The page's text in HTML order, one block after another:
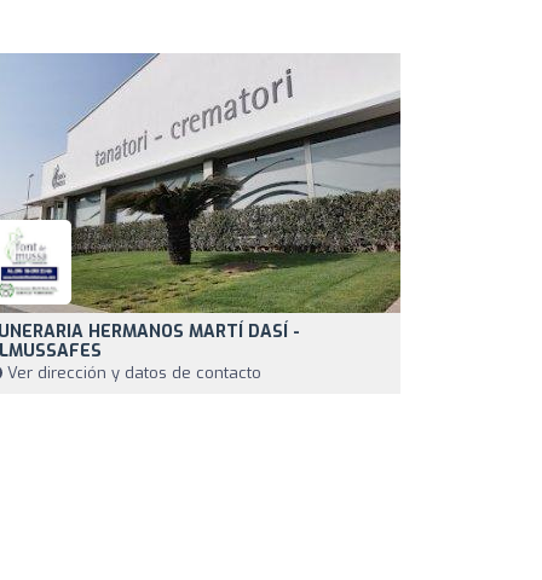
HERMANOS MARTÍ DASÍ -
Ver dirección y datos de contacto